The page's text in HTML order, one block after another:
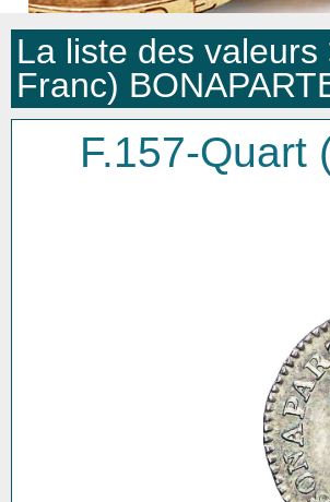
La liste des valeurs
Franc)
F.157-Quart